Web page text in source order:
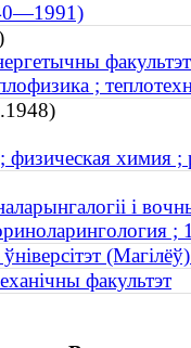
факультэт
;
физическая химия
і
ўніверсітэт
факультэт